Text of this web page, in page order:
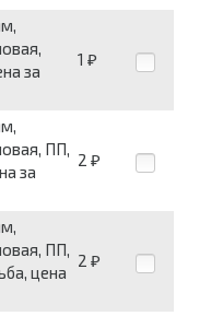
за
1 ₽
ПП,
за
2 ₽
ПП,
цена
2 ₽